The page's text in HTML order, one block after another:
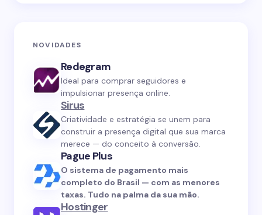
NOVIDADES
Redegram
Ideal para comprar seguidores e
impulsionar presença online.
Sirus
Criatividade e estratégia se unem para
construir a presença digital que sua marca
merece — do conceito à conversão.
Pague Plus
O sistema de pagamento mais
completo do Brasil — com as menores
taxas. Tudo na palma da sua mão.
Hostinger